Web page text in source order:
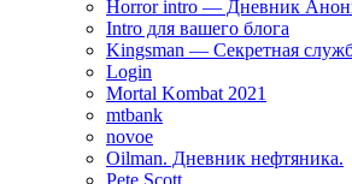
Horror intro — Дневник
Intro для вашего блога
Kingsman — Секретная
Login
Mortal Kombat 2021
mtbank
novoe
Oilman. Дневник нефтяника.